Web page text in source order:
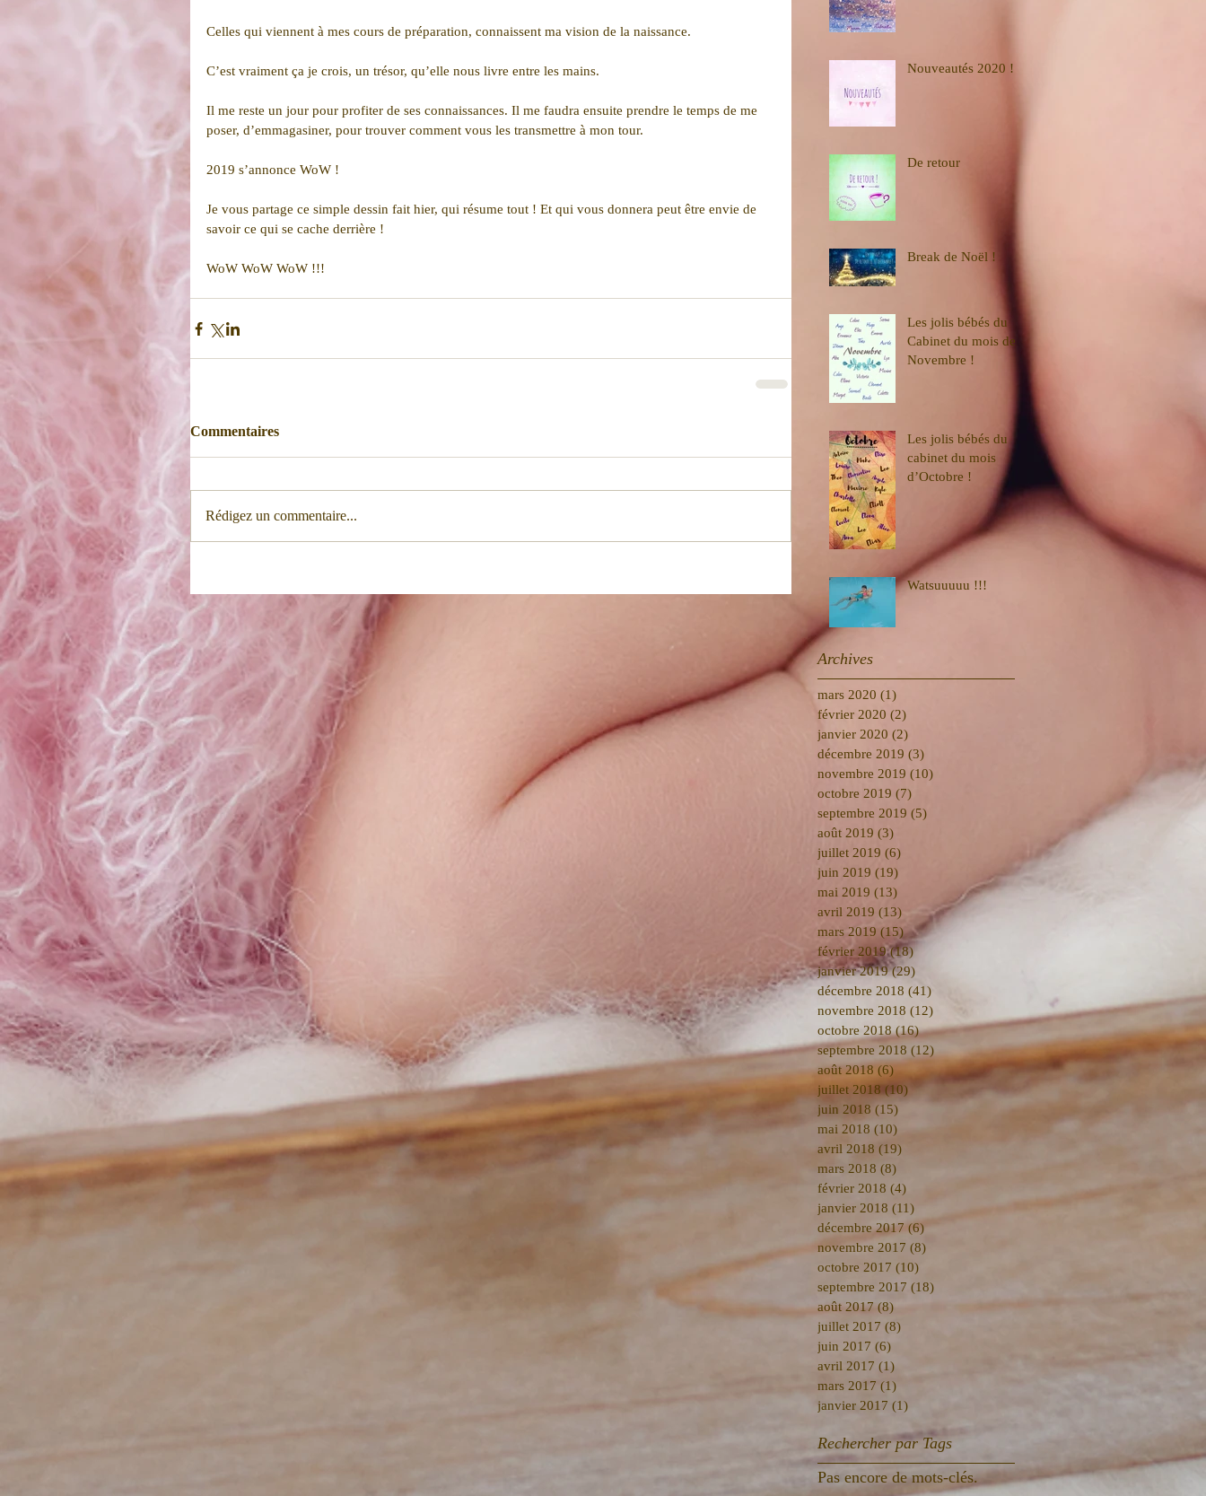
Celles qui viennent à mes cours de préparation, connaissent ma vision de la naissance.
C’est vraiment ça je crois, un trésor, qu’elle nous livre entre les mains.
Il me reste un jour pour profiter de ses connaissances. Il me faudra ensuite prendre le temps de me
poser, d’emmagasiner, pour trouver comment vous les transmettre à mon tour.
2019 s’annonce WoW !
Je vous partage ce simple dessin fait hier, qui résume tout ! Et qui vous donnera peut être envie de
savoir ce qui se cache derrière !
WoW WoW WoW !!!
Commentaires
Rédigez un commentaire...
Nouveautés 2020 !
De retour
Break de Noël !
Les jolis bébés du
Cabinet du mois de
Novembre !
Les jolis bébés du
cabinet du mois
d’Octobre !
Watsuuuuu !!!
Archives
mars 2020 (1)
février 2020 (2)
janvier 2020 (2)
décembre 2019 (3)
novembre 2019 (10)
octobre 2019 (7)
septembre 2019 (5)
août 2019 (3)
juillet 2019 (6)
juin 2019 (19)
mai 2019 (13)
avril 2019 (13) 13 posts
mars 2019 (15)15 posts
février 2019 (18)18 posts
janvier 2019 (29)
décembre 2018 (41)
novembre 2018 (12)
octobre 2018 (16)16 posts
septembre 2018 (12) 12 posts
août 2018 (6)6 posts
juillet 2018 (10) 10 posts
juin 2018 (15)
mai 2018 (10) 10 posts
avril 2018 (19)
mars 2018 (8)
février 2018 (4)
janvier 2018 (11)
décembre 2017 (6)6 posts
novembre 2017 (8)
octobre 2017 (10)
septembre 2017 (18)
août 2017 (8) 8 posts
juillet 2017 (8)
juin 2017 (6)
avril 2017 (1)
mars 2017 (1)
janvier 2017 (1)
Rechercher par Tags
Pas encore de mots-clés.